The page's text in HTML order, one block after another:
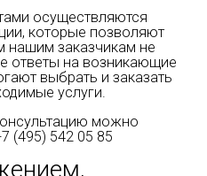
осуществляются
которые позволяют
нашим заказчикам не
ответы на возникающие
выбрать и заказать
услуги.
можно
(495) 542 05 85